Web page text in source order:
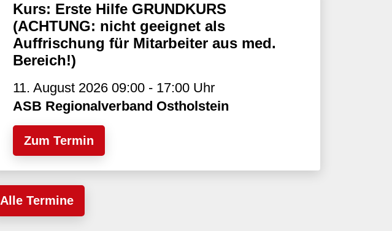
Kurs: Erste Hilfe GRUNDKURS
(ACHTUNG: nicht geeignet als
Auffrischung für Mitarbeiter aus med.
Bereich!)
11. August 2026 09:00 - 17:00 Uhr
ASB Regionalverband Ostholstein
Zum Termin
Alle Termine